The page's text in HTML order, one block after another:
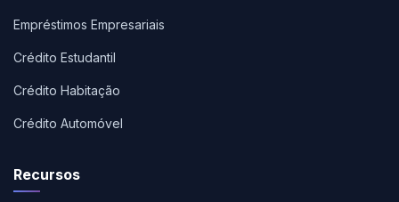
Empréstimos Empresariais
Crédito Estudantil
Crédito Habitação
Crédito Automóvel
Recursos